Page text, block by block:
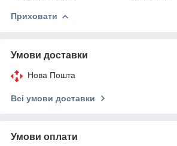
Приховати
Умови доставки
Нова Пошта
Всі умови доставки
Умови оплати